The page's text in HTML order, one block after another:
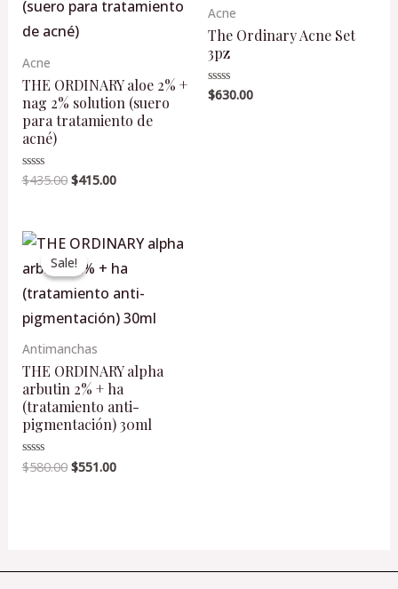
Acne
THE ORDINARY aloe 2% +
nag 2% solution (suero
para tratamiento de
acné)
Valorado
en
$435.00 $415.00
Acne
The Ordinary Acne Set
3pz
Valorado
en
$630.00
Sale!
Sale!
Antimanchas
THE ORDINARY alpha
arbutin 2% + ha
(tratamiento anti-
pigmentación) 30ml
Valorado
en
$580.00
Original
price
was:
$580.00.
$551.00
Current
price
is:
$551.00.